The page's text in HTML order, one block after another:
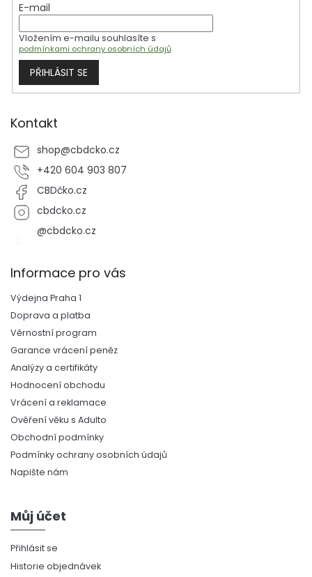
E-mail
Vložením e-mailu souhlasíte s
podmínkami ochrany osobních údajů
PŘIHLÁSIT SE
Kontakt
shop@cbdcko.cz
+420 604 903 807
CBDčko.cz
cbdcko.cz
@cbdcko.cz
Informace pro vás
Výdejna Praha 1
Doprava a platba
Věrnostní program
Garance vrácení peněz
Analýzy a certifikáty
Hodnocení obchodu
Vrácení a reklamace
Ověření věku s Adulto
Obchodní podmínky
Podmínky ochrany osobních údajů
Napište nám
Můj účet
Přihlásit se
Historie objednávek